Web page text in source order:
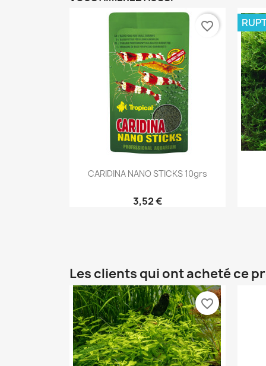
Aperçu rapide
CARIDINA NANO STICKS 10grs
3,52 €
favorite_border
Les clients qui ont acheté ce
favorite_border